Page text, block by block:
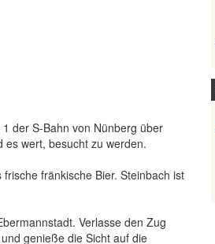
der S-Bahn von Nünberg über
es wert, besucht zu werden.
fränkische Bier. Steinbach ist
Verlasse den Zug
genieße die Sicht auf die